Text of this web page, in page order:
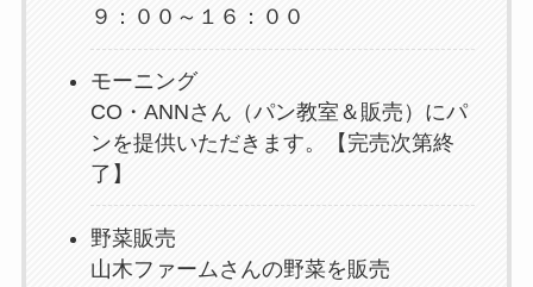
９：００～１６：００
モーニング
CO・ANNさん（パン教室＆販売）にパ
ンを提供いただきます。【完売次第終
了】
野菜販売
山木ファームさんの野菜を販売